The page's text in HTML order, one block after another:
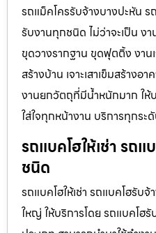
รถแม็คโครรับจ้างบางปะหัน ร
รับงานทุกชนิด ไม่ว่าจะเป็น ง
ขุดวางรากฐาน ขุดฟุตติ้ง งานเจ
สร้างบ้าน เจาะเสาเข็มสร้างอา
งานยกวัตถุที่มีน้ำหนักมาก ใ
ใส่ใจทุกหน้างาน บริการทุกระ
รถแบคโฮให้เช่า รถ
ชนิด
รถแบคโฮให้เช่า รถแบคโฮรับ
ใหญ่ ให้บริการโดย รถแบคโ